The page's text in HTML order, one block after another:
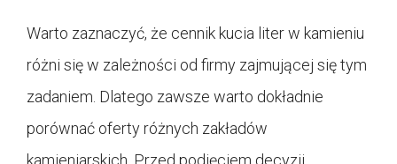
Warto zaznaczyć, że cennik kucia liter w kamieniu
różni się w zależności od firmy zajmującej się tym
zadaniem. Dlatego zawsze warto dokładnie
porównać oferty różnych zakładów
kamieniarskich. Przed podjęciem decyzji